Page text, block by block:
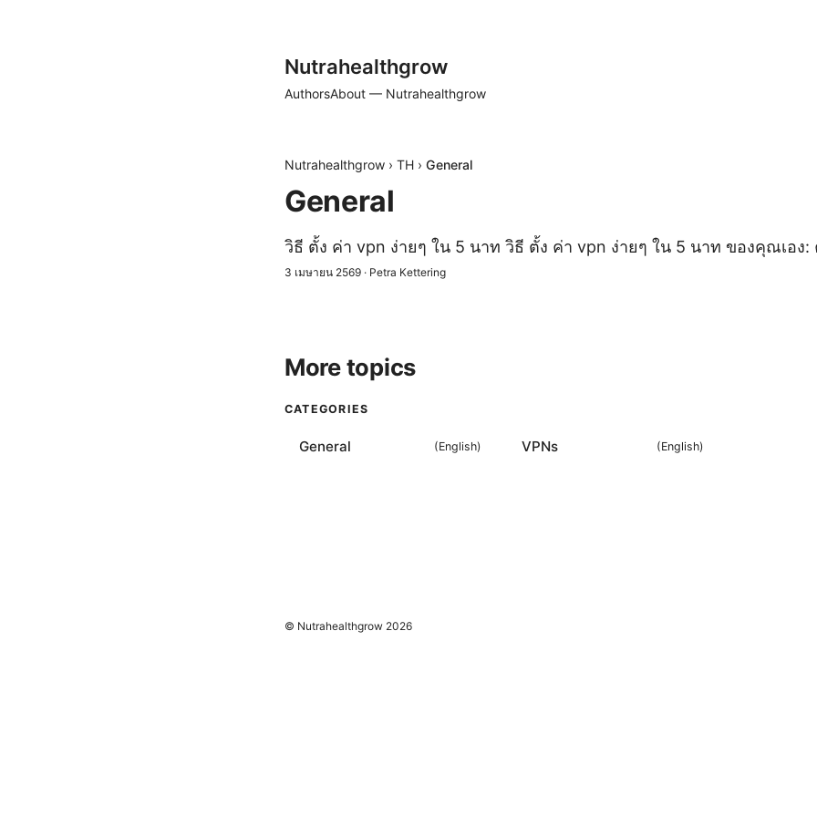
Nutrahealthgrow
AuthorsAbout — Nutrahealthgrow
Nutrahealthgrow › TH › General
General
วิธี ตั้ง ค่า vpn ง่ายๆ ใน 5 นาท วิธี ตั้ง ค่า vpn ง่ายๆ ใน 5 นาท ของคุณเอ
3 เมษายน 2569 · Petra Kettering
More topics
CATEGORIES
General (English) VPNs (English)
© Nutrahealthgrow 2026